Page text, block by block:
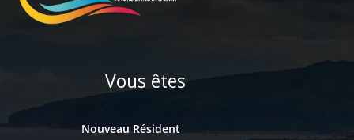
Vous êtes
Nouveau Résident